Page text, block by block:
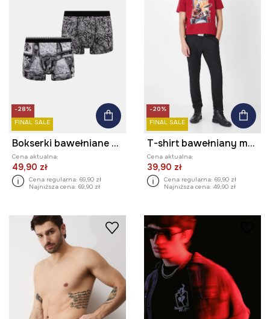
-28%
FINAL SALE
Bokserki bawełniane męskie z elastanem wzorzyste (2-pack) kolor multicolor
Cena aktualna:
49,90 zł
Cena regularna: 69,90 zł
Najniższa cena: 69,90 zł
-20%
FINAL SALE
T-shirt bawełniany męski z nadrukiem kolor czerwony
Cena aktualna:
39,90 zł
Cena regularna: 69,90 zł
Najniższa cena: 49,90 zł